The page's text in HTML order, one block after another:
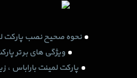
نحوه صحیح نصب پارکت
ویژگی های برتر
پارکت لمینت باراباس ،